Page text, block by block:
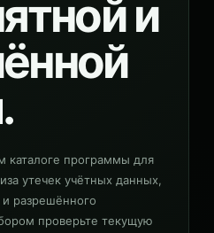
и
каталоге программы для
утечек учётных данных,
разрешённого
проверьте текущую